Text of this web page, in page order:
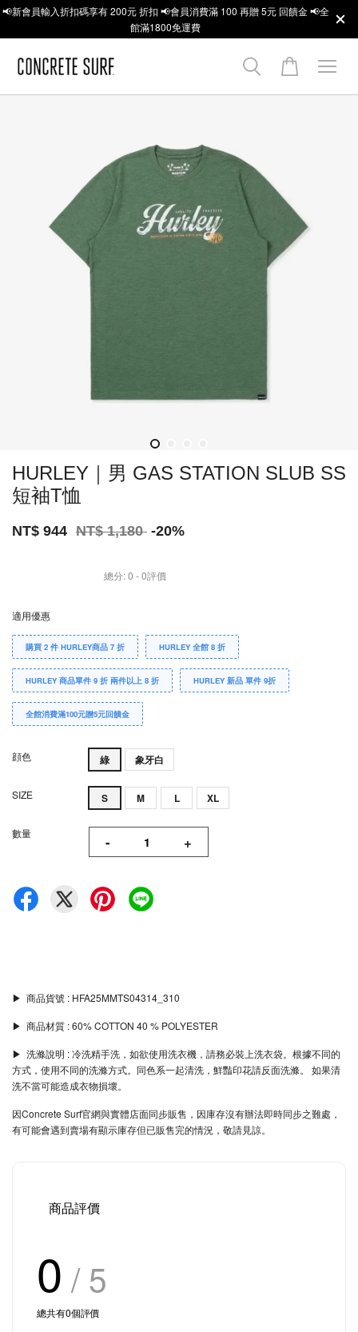
📢新會員輸入折扣碼享有 200元 折扣 📢會員消費滿 100 再贈 5元 回饋金 📢全
館滿1800免運費
HURLEY｜男 GAS STATION SLUB SS
短袖T恤
NT$ 944 NT$ 1,180 -20%
總分:0 -0評價
適用優惠
購買 2 件 HURLEY商品 7 折 HURLEY 全館 8 折
HURLEY 商品單件 9 折 兩件以上 8 折 HURLEY 新品 單件 9折
全館消費滿100元贈5元回饋金
顔色 綠 象牙白
SIZE S M L XL
數量 - +
▶︎ 商品貨號 : HFA25MMTS04314_310
▶︎ 商品材質 : 60% COTTON 40 % POLYESTER
▶︎ 洗滌說明 : 冷洗精手洗，如欲使用洗衣機，請務必裝上洗衣袋。根據不同的
方式，使用不同的洗滌方式。同色系一起清洗，鮮豔印花請反面洗滌。 如果清
洗不當可能造成衣物損壞。
因Concrete Surf官網與實體店面同步販售，因庫存沒有辦法即時同步之難處，
有可能會遇到賣場有顯示庫存但已販售完的情況，敬請見諒。
商品評價
0 / 5
總共有0個評價